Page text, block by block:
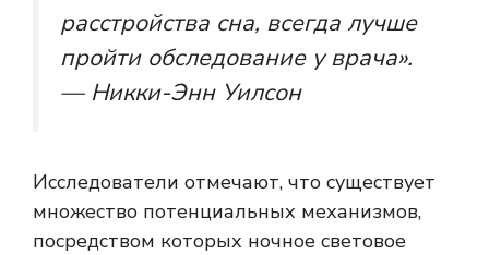
расстройства сна, всегда лучше
пройти обследование у врача».
— Никки-Энн Уилсон
Исследователи отмечают, что существует
множество потенциальных механизмов,
посредством которых ночное световое